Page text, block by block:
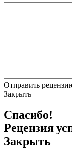
Отправить
Закрыть
Спасибо!
Рецензия
Закрыть